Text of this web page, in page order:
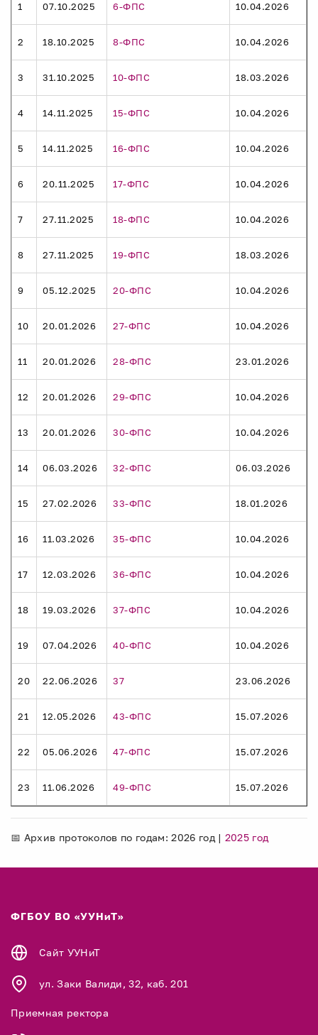
1 07.10.2025 6-ФПС 10.04.2026
2 18.10.2025 8-ФПС 10.04.2026
3 31.10.2025 10-ФПС 18.03.2026
4 14.11.2025 15-ФПС 10.04.2026
5 14.11.2025 16-ФПС 10.04.2026
6 20.11.2025 17-ФПС 10.04.2026
7 27.11.2025 18-ФПС 10.04.2026
8 27.11.2025 19-ФПС 18.03.2026
9 05.12.2025 20-ФПС 10.04.2026
10 20.01.2026 27-ФПС 10.04.2026
11 20.01.2026 28-ФПС 23.01.2026
12 20.01.2026 29-ФПС 10.04.2026
13 20.01.2026 30-ФПС 10.04.2026
14 06.03.2026 32-ФПС 06.03.2026
15 27.02.2026 33-ФПС 18.01.2026
16 11.03.2026 35-ФПС 10.04.2026
17 12.03.2026 36-ФПС 10.04.2026
18 19.03.2026 37-ФПС 10.04.2026
19 07.04.2026 40-ФПС 10.04.2026
20 22.06.2026 37 23.06.2026
21 12.05.2026 43-ФПС 15.07.2026
22 05.06.2026 47-ФПС 15.07.2026
23 11.06.2026 49-ФПС 15.07.2026
📅 Архив протоколов по годам: 2026 год | 2025 год
ФГБОУ ВО «УУНиТ»
Сайт УУНиТ
ул. Заки Валиди, 32, каб. 201
Приемная ректора